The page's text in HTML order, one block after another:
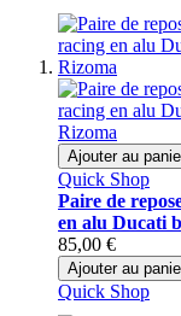
Ajouter au
Quick Shop
Paire de
en alu Ducati
85,00 €
Ajouter au
Quick Shop